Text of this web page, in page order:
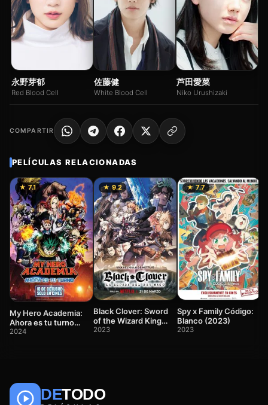
永野芽郁
Red Blood Cell
佐藤健
White Blood Cell
芦田愛菜
Niko Urushizaki
COMPARTIR
PELÍCULAS RELACIONADAS
★ 7.1
My Hero Academia:
Ahora es tu turno
(2024)
2024
★ 9.2
Black Clover: Sword
of the Wizard King
(Black Clover: La
2023
★ 7.7
Spy x Family Código:
Blanco (2023)
2023
DETODO
🎬